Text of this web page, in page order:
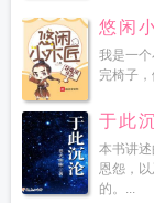
悠闲
我是一
完椅子
于此
本书讲
恩怨，
的。...